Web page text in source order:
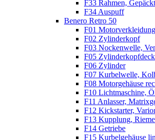
F33 Rahmen,
F34 Auspuff
Benero Retro 50
F01 Motorverkleidung
F02 Zylinderkopf
F03 Nockenwelle,
F05
F06 Zylinder
F07 Kurbelwelle,
F08 Motorgehäuse
F10 Lichtmaschine,
F11 Anlasser,
F12 Kickstarter,
F13 Kupplung,
F14 Getriebe
F15 Kurbelgehäuse